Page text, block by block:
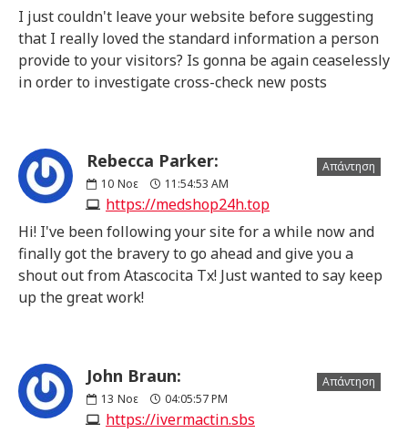
I just couldn't leave your website before suggesting
that I really loved the standard information a person
provide to your visitors? Is gonna be again ceaselessly
in order to investigate cross-check new posts
Rebecca Parker:
10 Νοε 11:54:53 AM
https://medshop24h.top
Απάντηση
Hi! I've been following your site for a while now and
finally got the bravery to go ahead and give you a
shout out from Atascocita Tx! Just wanted to say keep
up the great work!
John Braun:
13 Νοε 04:05:57 PM
https://ivermactin.sbs
Απάντηση